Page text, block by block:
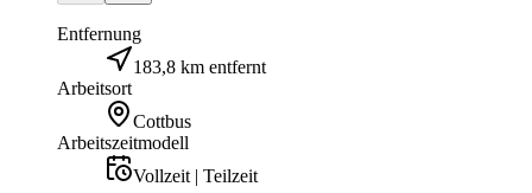
Entfernung
183,8 km entfernt
Arbeitsort
Cottbus
Arbeitszeitmodell
Vollzeit | Teilzeit